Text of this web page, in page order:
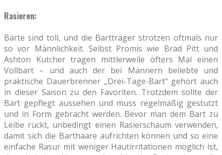
Rasieren:
Bärte sind toll, und die Bartträger strotzen oftmals nur
so vor Männlichkeit. Selbst Promis wie Brad Pitt und
Ashton Kutcher tragen mittlerweile öfters Mal einen
Vollbart – und auch der bei Männern beliebte und
praktische Dauerbrenner „Drei-Tage-Bart“ gehört auch
in dieser Saison zu den Favoriten. Trotzdem sollte der
Bart gepflegt aussehen und muss regelmäßig gestutzt
und in Form gebracht werden. Bevor man dem Bart zu
Leibe rückt, unbedingt einen Rasierschaum verwenden,
damit sich die Barthaare aufrichten können und so eine
einfache Rasur mit weniger Hautirritationen möglich ist,